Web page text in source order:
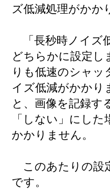
ズ低減処理がかか
「長秒時ノイズ
どちらかに設定し
りも低速のシャッ
イズ低減がかかり
と、画像を記録す
「しない」にし
かかりません。
このあたりの設
です。